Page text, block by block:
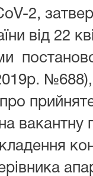
2,
від 22